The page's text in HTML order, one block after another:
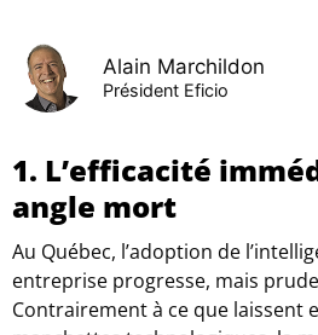
Alain Marchildon
Président Eficio
1. L’efficacité
angle mort
Au Québec, l’adoption de
entreprise progresse, mais
Contrairement à ce que laissent